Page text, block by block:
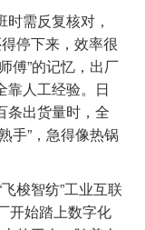
需反复核对，
停下来，效率很
傅”的记忆，出厂
靠人工经验。日
条出货量时，全
手”，急得像热锅
梭智纺”工业互联
开始踏上数字化